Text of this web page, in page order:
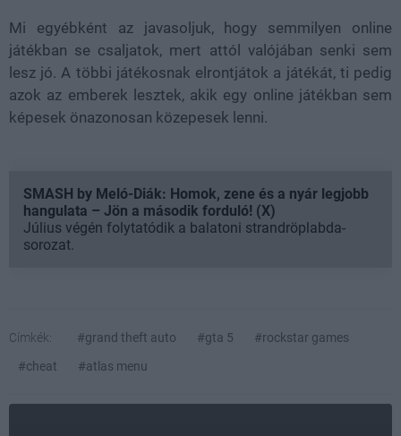
Mi egyébként az javasoljuk, hogy semmilyen online
játékban se csaljatok, mert attól valójában senki sem
lesz jó. A többi játékosnak elrontjátok a játékát, ti pedig
azok az emberek lesztek, akik egy online játékban sem
képesek önazonosan közepesek lenni.
SMASH by Meló-Diák: Homok, zene és a nyár legjobb
hangulata – Jön a második forduló! (X)
Július végén folytatódik a balatoni strandröplabda-
sorozat.
Címkék: #grand theft auto #gta 5
#rockstar games
#cheat
#atlas menu